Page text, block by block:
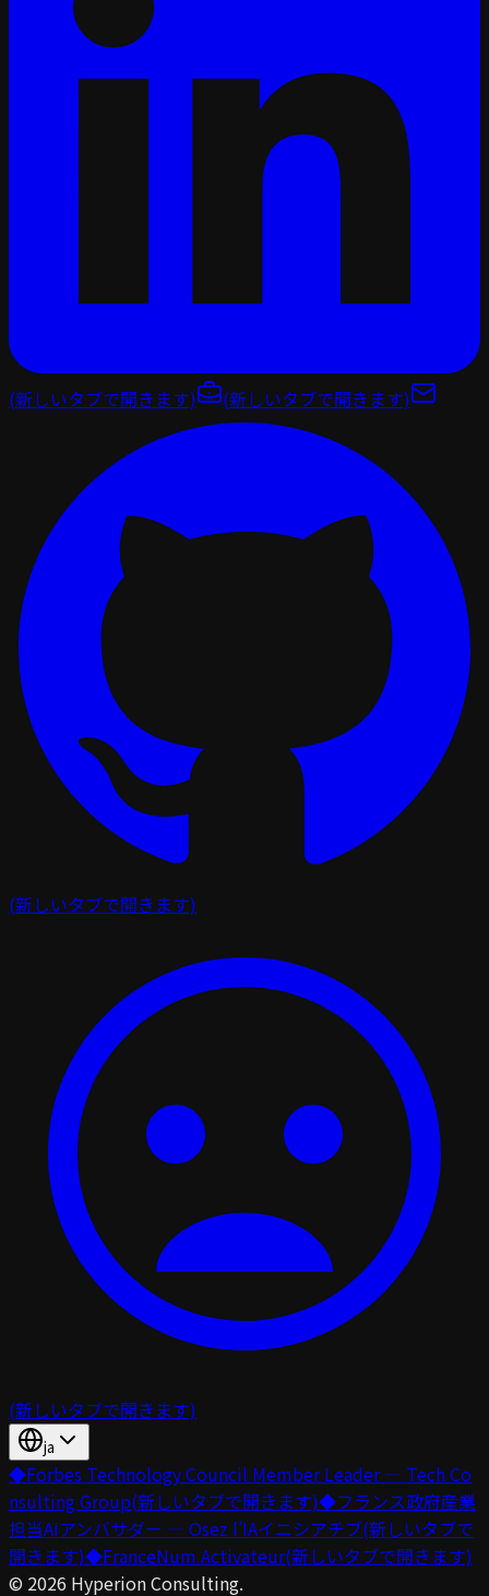
(新しいタブで開きます) (新しいタブで開きます)
(新しいタブで開きます)
(新しいタブで開きます)
ja
◆Forbes Technology Council Member Leader — Tech Co
nsulting Group(新しいタブで開きます)◆フランス政府産業
担当AIアンバサダー — Osez l’IAイニシアチブ(新しいタブで
開きます)◆FranceNum Activateur(新しいタブで開きます)
© 2026 Hyperion Consulting.